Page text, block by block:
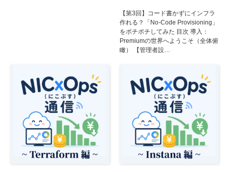
【第3回】コード書かずにインフラ
作れる？「No-Code Provisioning」
をポチポチしてみた 目次 導入：
Premiumの世界へようこそ（全体俯
瞰） 【管理者設…